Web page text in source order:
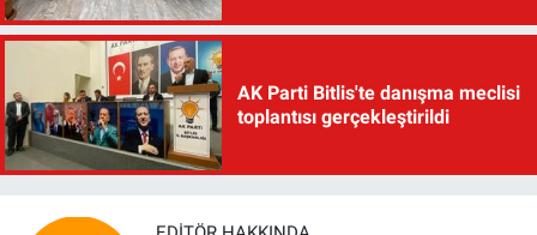
AK Parti Bitlis'te danışma meclisi
toplantısı gerçekleştirildi